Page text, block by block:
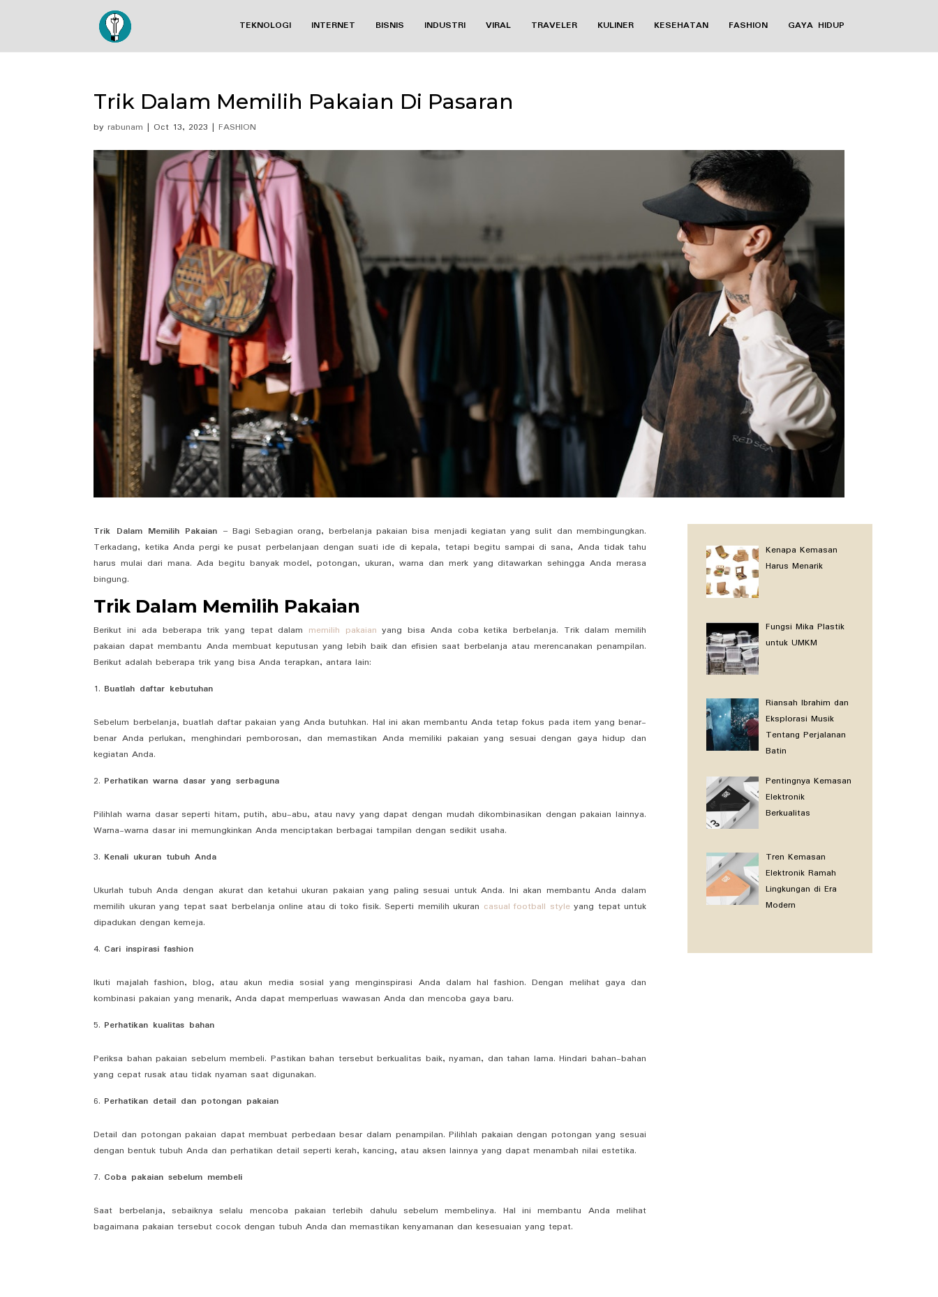
TEKNOLOGI INTERNET BISNIS INDUSTRI VIRAL TRAVELER KULINER KESEHATAN FASHION GAYA HIDUP
Trik Dalam Memilih Pakaian Di Pasaran
byrabunam | Oct 13, 2023 |FASHION
Trik Dalam Memilih Pakaian – Bagi Sebagian orang, berbelanja pakaian bisa menjadi kegiatan yang sulit dan membingungkan.
Terkadang, ketika Anda pergi ke pusat perbelanjaan dengan suati ide di kepala, tetapi begitu sampai di sana, Anda tidak tahu
harus mulai dari mana. Ada begitu banyak model, potongan, ukuran, warna dan merk yang ditawarkan sehingga Anda merasa
bingung.
Trik Dalam Memilih Pakaian
Berikut ini ada beberapa trik yang tepat dalam memilih pakaian yang bisa Anda coba ketika berbelanja. Trik dalam memilih
pakaian dapat membantu Anda membuat keputusan yang lebih baik dan efisien saat berbelanja atau merencanakan penampilan.
Berikut adalah beberapa trik yang bisa Anda terapkan, antara lain:
Buatlah daftar kebutuhan
Sebelum berbelanja, buatlah daftar pakaian yang Anda butuhkan. Hal ini akan membantu Anda tetap fokus pada item yang benar-
benar Anda perlukan, menghindari pemborosan, dan memastikan Anda memiliki pakaian yang sesuai dengan gaya hidup dan
kegiatan Anda.
Perhatikan warna dasar yang serbaguna
Pilihlah warna dasar seperti hitam, putih, abu-abu, atau navy yang dapat dengan mudah dikombinasikan dengan pakaian lainnya.
Warna-warna dasar ini memungkinkan Anda menciptakan berbagai tampilan dengan sedikit usaha.
Kenali ukuran tubuh Anda
Ukurlah tubuh Anda dengan akurat dan ketahui ukuran pakaian yang paling sesuai untuk Anda. Ini akan membantu Anda dalam
memilih ukuran yang tepat saat berbelanja online atau di toko fisik. Seperti memilih ukuran casual football styleyang tepat untuk
dipadukan dengan kemeja.
Cari inspirasi fashion
Ikuti majalah fashion, blog, atau akun media sosial yang menginspirasi Anda dalam hal fashion. Dengan melihat gaya dan
kombinasi pakaian yang menarik, Anda dapat memperluas wawasan Anda dan mencoba gaya baru.
Perhatikan kualitas bahan
Periksa bahan pakaian sebelum membeli. Pastikan bahan tersebut berkualitas baik, nyaman, dan tahan lama. Hindari bahan-bahan
yang cepat rusak atau tidak nyaman saat digunakan.
Perhatikan detail dan potongan pakaian
Detail dan potongan pakaian dapat membuat perbedaan besar dalam penampilan. Pilihlah pakaian dengan potongan yang sesuai
dengan bentuk tubuh Anda dan perhatikan detail seperti kerah, kancing, atau aksen lainnya yang dapat menambah nilai estetika.
Coba pakaian sebelum membeli
Saat berbelanja, sebaiknya selalu mencoba pakaian terlebih dahulu sebelum membelinya. Hal ini membantu Anda melihat
bagaimana pakaian tersebut cocok dengan tubuh Anda dan memastikan kenyamanan dan kesesuaian yang tepat.
Kenapa Kemasan
Harus Menarik
Fungsi Mika Plastik
untuk UMKM
Riansah Ibrahim dan
Eksplorasi Musik
Tentang Perjalanan
Batin
Pentingnya Kemasan
Elektronik
Berkualitas
Tren Kemasan
Elektronik Ramah
Lingkungan di Era
Modern